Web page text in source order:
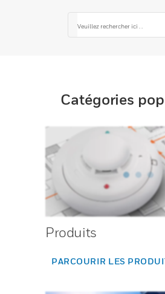
Catégories
Produits
PARCOURIR LES